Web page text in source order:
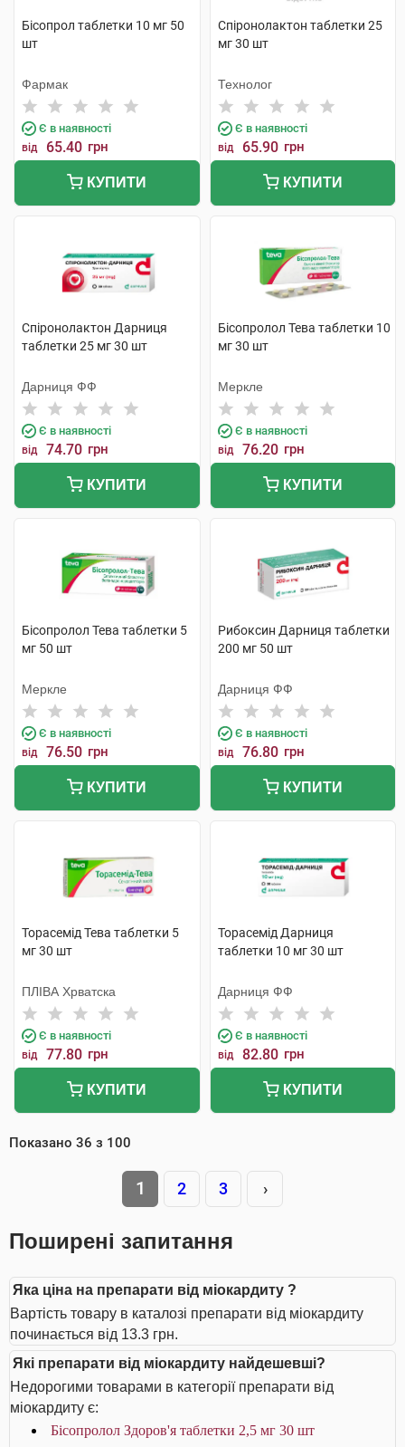
Бісопрол таблетки 10 мг 50
шт
Фармак
Є в наявності
від 65.40 грн
КУПИТИ
Спіронолактон таблетки 25
мг 30 шт
Технолог
Є в наявності
від 65.90 грн
КУПИТИ
Спіронолактон Дарниця
таблетки 25 мг 30 шт
Дарниця ФФ
Є в наявності
від 74.70 грн
КУПИТИ
Бісопролол Тева таблетки 10
мг 30 шт
Меркле
Є в наявності
від 76.20 грн
КУПИТИ
Бісопролол Тева таблетки 5
мг 50 шт
Меркле
Є в наявності
від 76.50 грн
КУПИТИ
Рибоксин Дарниця таблетки
200 мг 50 шт
Дарниця ФФ
Є в наявності
від 76.80 грн
КУПИТИ
Торасемід Тева таблетки 5
мг 30 шт
ПЛІВА Хрватска
Є в наявності
від 77.80 грн
КУПИТИ
Торасемід Дарниця
таблетки 10 мг 30 шт
Дарниця ФФ
Є в наявності
від 82.80 грн
КУПИТИ
Показано 36 з 100
1 2 3 ›
Поширені запитання
Яка ціна на препарати від міокардиту ?
Вартість товару в каталозі препарати від міокардиту
починається від 13.3 грн.
Які препарати від міокардиту найдешевші?
Недорогими товарами в категорії препарати від
міокардиту є:
Бісопролол Здоров'я таблетки 2,5 мг 30 шт